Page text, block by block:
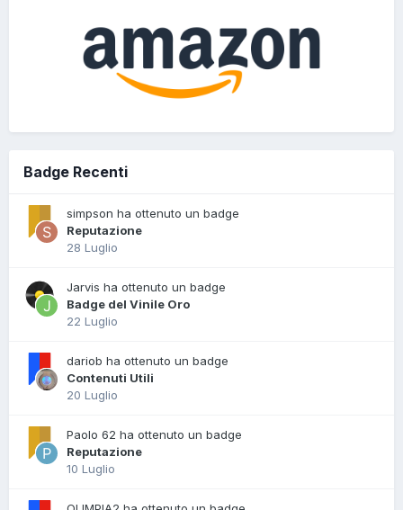
Badge Recenti
simpson ha ottenuto un badge
Reputazione
28 Luglio
Jarvis ha ottenuto un badge
Badge del Vinile Oro
22 Luglio
dariob ha ottenuto un badge
Contenuti Utili
20 Luglio
Paolo 62 ha ottenuto un badge
Reputazione
10 Luglio